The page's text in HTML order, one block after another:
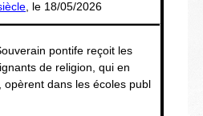
, le 18/05/2026
pontife reçoit les
de religion, qui en
opèrent dans les écoles publ